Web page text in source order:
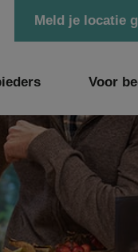
Meld je locatie
Voor